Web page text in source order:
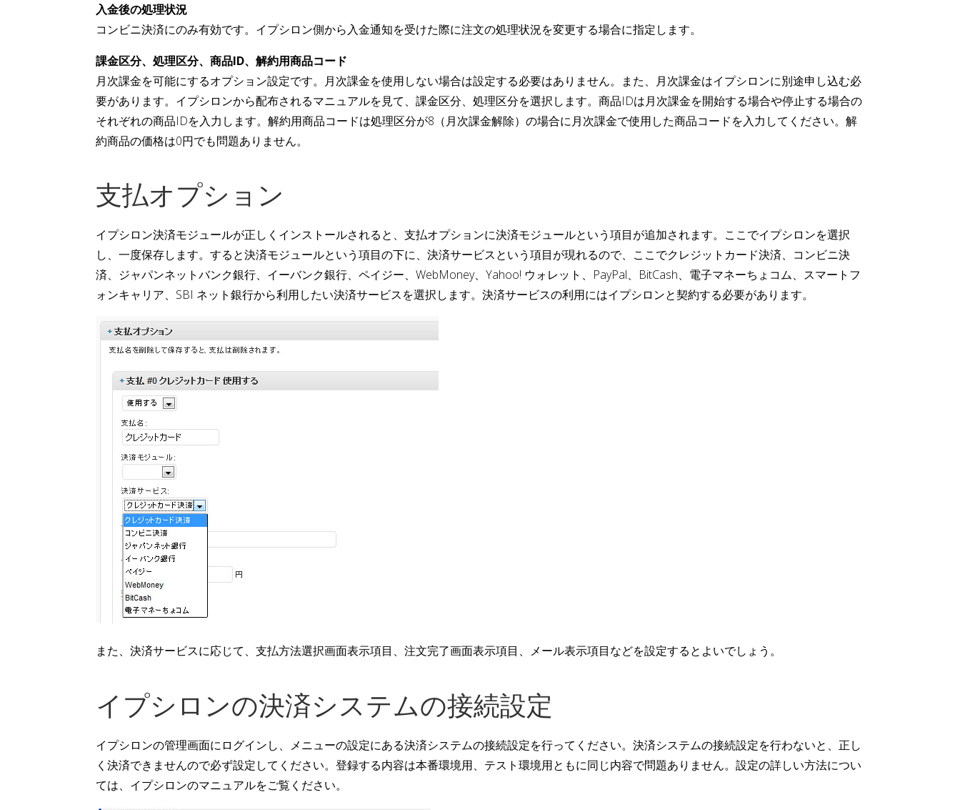
入金後の処理状況
コンビニ決済にのみ有効です。イプシロン側から入金通知を受けた際に注文の処理状況を変更する場合に指定します。
課金区分、処理区分、商品ID、解約用商品コード
月次課金を可能にするオプション設定です。月次課金を使用しない場合は設定する必要はありません。また、月次課金はイプシロンに別途申し込む必
要があります。イプシロンから配布されるマニュアルを見て、課金区分、処理区分を選択します。商品IDは月次課金を開始する場合や停止する場合の
それぞれの商品IDを入力します。解約用商品コードは処理区分が8（月次課金解除）の場合に月次課金で使用した商品コードを入力してください。解
約商品の価格は0円でも問題ありません。
支払オプション
イプシロン決済モジュールが正しくインストールされると、支払オプションに決済モジュールという項目が追加されます。ここでイプシロンを選択
し、一度保存します。すると決済モジュールという項目の下に、決済サービスという項目が現れるので、ここでクレジットカード決済、コンビニ決
済、ジャパンネットバンク銀行、イーバンク銀行、ペイジー、WebMoney、Yahoo! ウォレット、PayPal、BitCash、電子マネーちょコム、スマートフ
ォンキャリア、SBI ネット銀行から利用したい決済サービスを選択します。決済サービスの利用にはイプシロンと契約する必要があります。
また、決済サービスに応じて、支払方法選択画面表示項目、注文完了画面表示項目、メール表示項目などを設定するとよいでしょう。
イプシロンの決済システムの接続設定
イプシロンの管理画面にログインし、メニューの設定にある決済システムの接続設定を行ってください。決済システムの接続設定を行わないと、正し
く決済できませんので必ず設定してください。登録する内容は本番環境用、テスト環境用ともに同じ内容で問題ありません。設定の詳しい方法につい
ては、イプシロンのマニュアルをご覧ください。